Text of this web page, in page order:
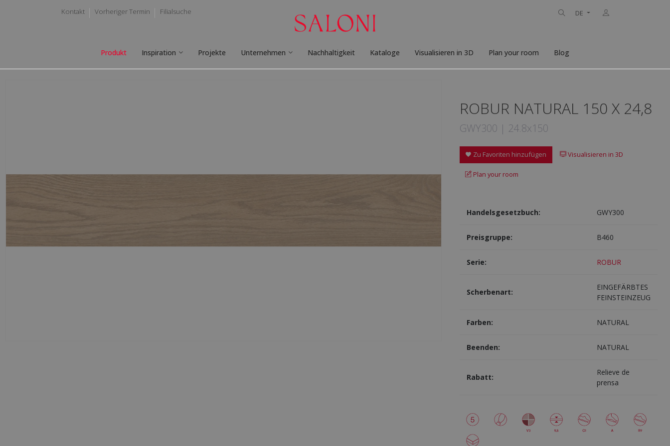
Kontakt Vorheriger Termin Filialsuche DE
Produkt Inspiration Projekte Unternehmen Nachhaltigkeit Kataloge Visualisieren in 3D Plan your room Blog
ROBUR NATURAL 150 X 24,8
GWY300 | 24.8x150
Zu Favoriten hinzufügen Visualisieren in 3D
Plan your room
Handelsgesetzbuch: GWY300
Preisgruppe: B460
Serie: ROBUR
Scherbenart:
EINGEFÄRBTES
FEINSTEINZEUG
Farben: NATURAL
Beenden: NATURAL
Rabatt:
Relieve de
prensa